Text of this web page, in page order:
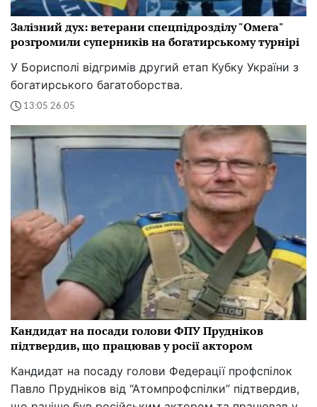
Залізний дух: ветерани спецпідрозділу "Омега"
розгромили суперників на богатирському турнірі
У Борисполі відгримів другий етап Кубку України з
богатирського багатоборства.
13:05 26.05
Кандидат на посади голови ФПУ Прудніков
підтвердив, що працював у росії актором
Кандидат на посаду голови Федерації профспілок
Павло Прудніков від “Атомпрофспілки” підтвердив,